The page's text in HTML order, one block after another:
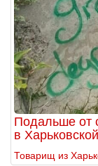
Подальше от
в
Товарищ из